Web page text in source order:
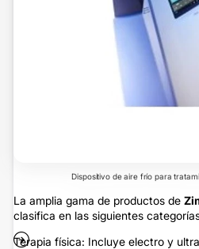
Dispositivo de aire frío para
La amplia gama de productos de
clasifica en las siguientes
Terapia física: Incluye electro y